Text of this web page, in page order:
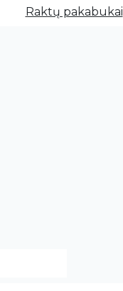
Raktų pakabukai